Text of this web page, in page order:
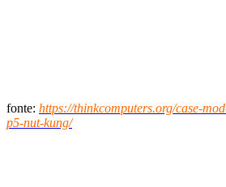
fonte: https://thinkcomputers.org/case-
p5-nut-kung/